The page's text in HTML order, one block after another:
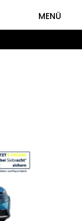
MENÜ